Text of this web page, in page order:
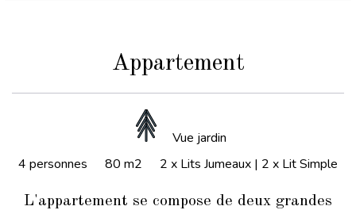
Appartement
Vue jardin
4 personnes
80 m2 2 x Lits Jumeaux | 2 x Lit Simple
L'appartement se compose de deux grandes